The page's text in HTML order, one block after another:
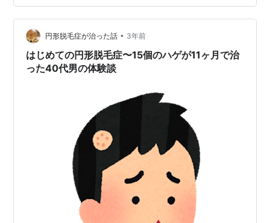
い） 下痢 左側の首のまとまった感じの抜け毛 ３の症
状。首元に大きく抜け毛のあと 少し拡大してますが、わ
か… 円形脱毛症が治った話 • 3年前
はじめての円形脱毛症〜15個のハゲが11ヶ月で治
った40代男の体験談